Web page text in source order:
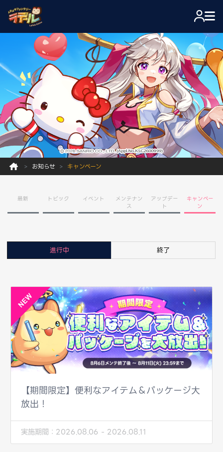
お知らせ キャンペーン
最新 トピック イベント
メンテナン
ス
アップデー
ト
キャンペー
ン
進行中 終了
【期間限定】便利なアイテム＆パッケージ大
放出！
実施期間： 2026.08.06 - 2026.08.11